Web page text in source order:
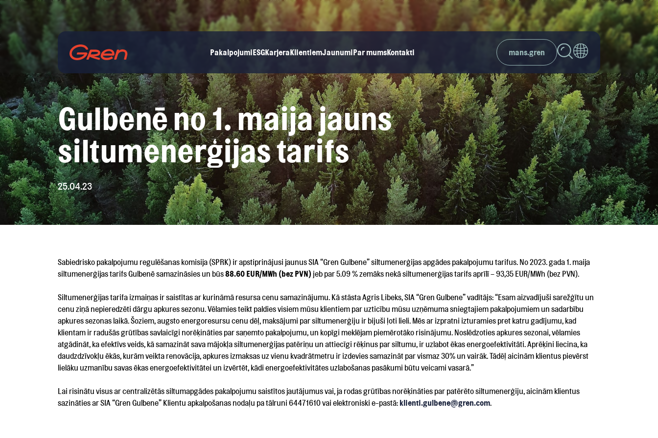
PakalpojumiESGKarjeraKlientiemJaunumiPar mumsKontakti mans.gren
Gulbenē no 1. maija jauns
siltumenerģijas tarifs
25.04.23
Sabiedrisko pakalpojumu regulēšanas komisija (SPRK) ir apstiprinājusi jaunus SIA “Gren Gulbene” siltumenerģijas apgādes pakalpojumu tarifus. No 2023. gada 1. maija
siltumenerģijas tarifs Gulbenē samazināsies un būs88.60 EUR/MWh (bez PVN) jeb par 5.09 % zemāks nekā siltumenerģijas tarifs aprīlī – 93,35 EUR/MWh (bez PVN).
Siltumenerģijas tarifa izmaiņas ir saistītas ar kurināmā resursa cenu samazinājumu. Kā stāsta Agris Libeks, SIA “Gren Gulbene” vadītājs: “Esam aizvadījuši sarežģītu un
cenu ziņā nepieredzēti dārgu apkures sezonu. Vēlamies teikt paldies visiem mūsu klientiem par uzticību mūsu uzņēmuma sniegtajiem pakalpojumiem un sadarbību
apkures sezonas laikā. Šoziem, augsto energoresursu cenu dēļ, maksājumi par siltumenerģiju ir bijuši ļoti lieli. Mēs ar izpratni izturamies pret katru gadījumu, kad
klientam ir radušās grūtības savlaicīgi norēķināties par saņemto pakalpojumu, un kopīgi meklējam piemērotāko risinājumu. Noslēdzoties apkures sezonai, vēlamies
atgādināt, ka efektīvs veids, kā samazināt sava mājokļa siltumenerģijas patēriņu un attiecīgi rēķinus par siltumu, ir uzlabot ēkas energoefektivitāti. Aprēķini liecina, ka
daudzdzīvokļu ēkās, kurām veikta renovācija, apkures izmaksas uz vienu kvadrātmetru ir izdevies samazināt par vismaz 30% un vairāk. Tādēļ aicinām klientus pievērst
lielāku uzmanību savas ēkas energoefektivitātei un izvērtēt, kādi energoefektivitātes uzlabošanas pasākumi būtu veicami vasarā.”
Lai risinātu visus ar centralizētās siltumapgādes pakalpojumu saistītos jautājumus vai, ja rodas grūtības norēķināties par patērēto siltumenerģiju, aicinām klientus
sazināties ar SIA “Gren Gulbene” Klientu apkalpošanas nodaļu pa tālruni 64471610 vai elektroniski e-pastā: klienti.gulbene@gren.com.